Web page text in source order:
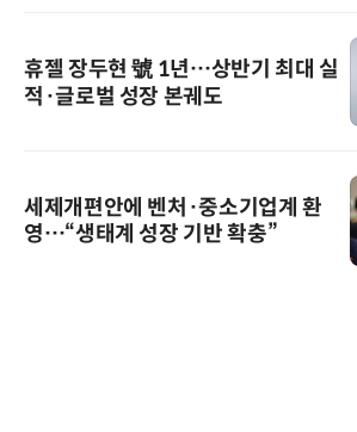
휴젤 장두현 號 1년…상반기 최대 실
적·글로벌 성장 본궤도
세제개편안에 벤처·중소기업계 환
영…“생태계 성장 기반 확충”